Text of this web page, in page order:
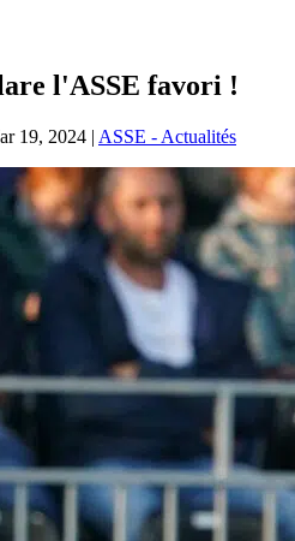
l'ASSE favori !
19, 2024 | ASSE - Actualités